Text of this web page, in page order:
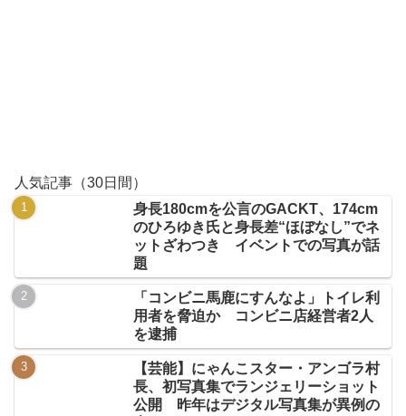
人気記事（30日間）
身長180cmを公言のGACKT、174cm
のひろゆき氏と身長差“ほぼなし”でネ
ットざわつき イベントでの写真が話
題
「コンビニ馬鹿にすんなよ」トイレ利
用者を脅迫か コンビニ店経営者2人
を逮捕
【芸能】にゃんこスター・アンゴラ村
長、初写真集でランジェリーショット
公開 昨年はデジタル写真集が異例の